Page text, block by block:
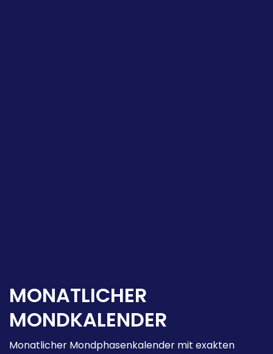
MONATLICHER
MONDKALENDER
Monatlicher Mondphasenkalender mit exakten